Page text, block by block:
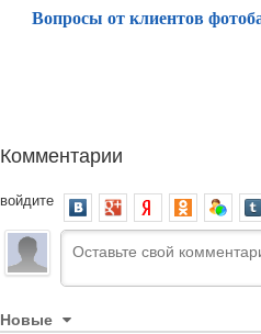
Вопросы от клиентов
Комментарии
войдите
Новые